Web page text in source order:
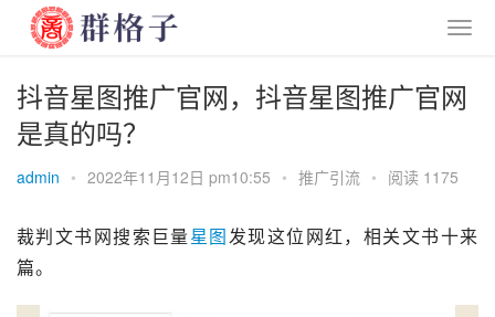
抖音星图推广官网，抖音星图推广官网
是真的吗？
admin • 2022年11月12日 pm10:55 • 推广引流 • 阅读 1175
裁判文书网搜索巨量星图发现这位网红，相关文书十来
篇。